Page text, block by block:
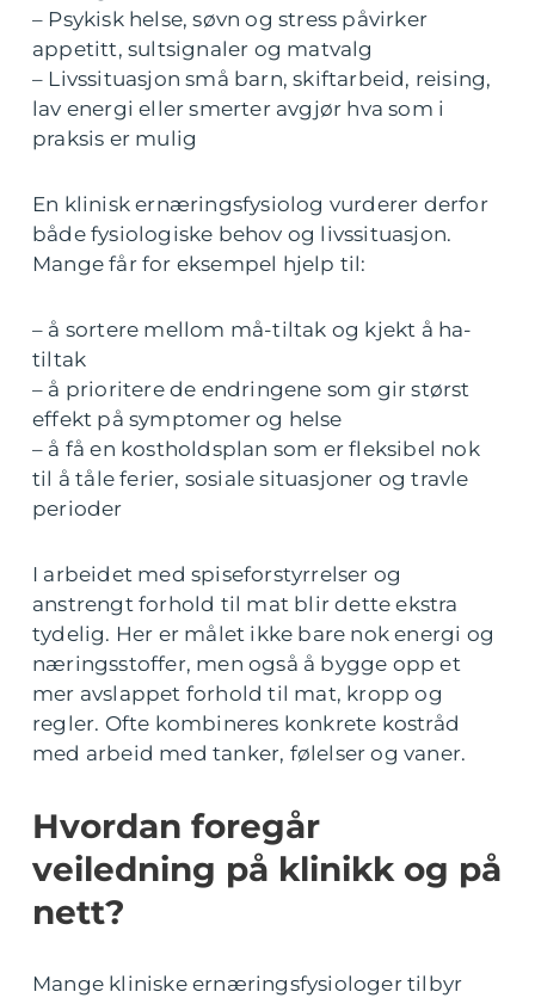
– Psykisk helse, søvn og stress påvirker
appetitt, sultsignaler og matvalg
– Livssituasjon små barn, skiftarbeid, reising,
lav energi eller smerter avgjør hva som i
praksis er mulig
En klinisk ernæringsfysiolog vurderer derfor
både fysiologiske behov og livssituasjon.
Mange får for eksempel hjelp til:
– å sortere mellom må-tiltak og kjekt å ha-
tiltak
– å prioritere de endringene som gir størst
effekt på symptomer og helse
– å få en kostholdsplan som er fleksibel nok
til å tåle ferier, sosiale situasjoner og travle
perioder
I arbeidet med spiseforstyrrelser og
anstrengt forhold til mat blir dette ekstra
tydelig. Her er målet ikke bare nok energi og
næringsstoffer, men også å bygge opp et
mer avslappet forhold til mat, kropp og
regler. Ofte kombineres konkrete kostråd
med arbeid med tanker, følelser og vaner.
Hvordan foregår
veiledning på klinikk og på
nett?
Mange kliniske ernæringsfysiologer tilbyr